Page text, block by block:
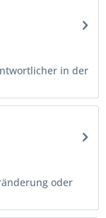
in der
oder